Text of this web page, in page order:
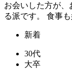
お会いした方が、
る派です。 食事
新着
30代
大卒